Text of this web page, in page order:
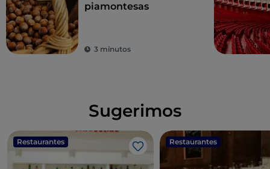
piamontesas
3 minutos
Sugerimos
Restaurantes
Me gusta
Restaurantes